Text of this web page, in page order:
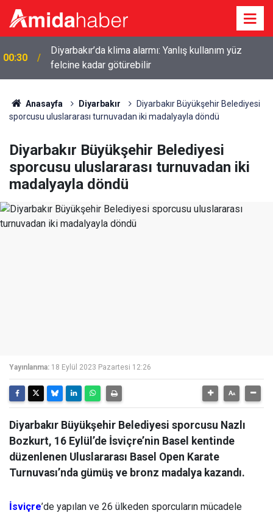
00:30
Diyarbakır’da klima alarmı: Yanlış kullanım yüz
felcine kadar götürebilir
Anasayfa Diyarbakır
Diyarbakır Büyükşehir Belediyesi
sporcusu uluslararası turnuvadan iki madalyayla döndü
Diyarbakır Büyükşehir Belediyesi
sporcusu uluslararası turnuvadan iki
madalyayla döndü
Yayınlanma: 18 Eylül 2023 Pazartesi 12:26
Diyarbakır Büyükşehir Belediyesi sporcusu Nazlı
Bozkurt, 16 Eylül’de İsviçre’nin Basel kentinde
düzenlenen Uluslararası Basel Open Karate
Turnuvası’nda gümüş ve bronz madalya kazandı.
İsviçre’de yapılan ve 26 ülkeden sporcuların mücadele